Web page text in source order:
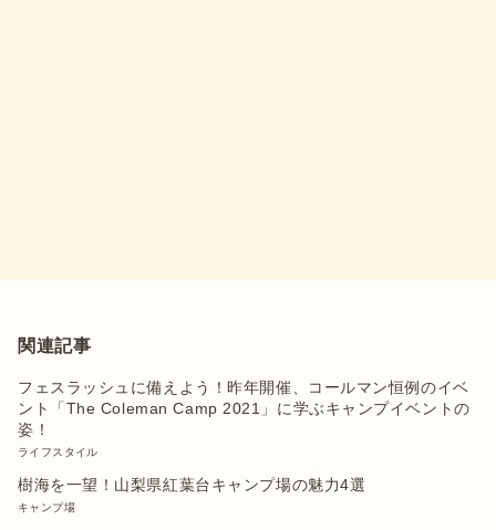
関連記事
フェスラッシュに備えよう！昨年開催、コールマン恒例のイベ
ント「The Coleman Camp 2021」に学ぶキャンプイベントの
姿！
ライフスタイル
樹海を一望！山梨県紅葉台キャンプ場の魅力4選
キャンプ場